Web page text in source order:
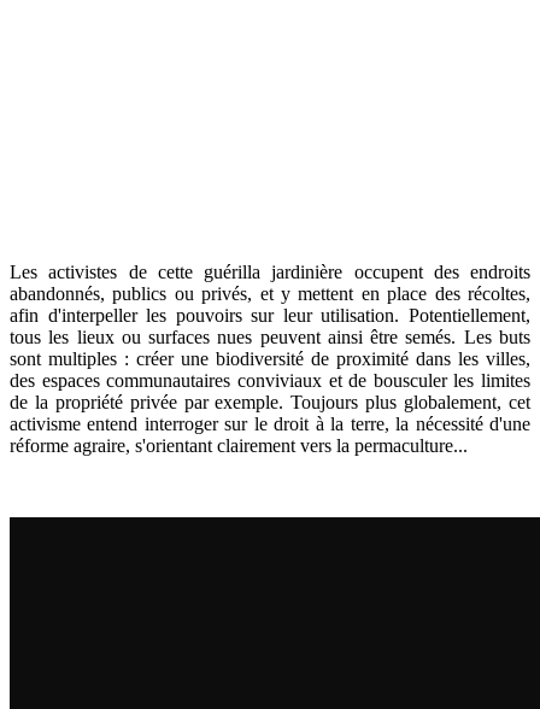
Les activistes de cette guérilla jardinière occupent des endroits
abandonnés, publics ou privés, et y mettent en place des récoltes,
afin d'interpeller les pouvoirs sur leur utilisation. Potentiellement,
tous les lieux ou surfaces nues peuvent ainsi être semés. Les buts
sont multiples : créer une biodiversité de proximité dans les villes,
des espaces communautaires conviviaux et de bousculer les limites
de la propriété privée par exemple. Toujours plus globalement, cet
activisme entend interroger sur le droit à la terre, la nécessité d'une
réforme agraire, s'orientant clairement vers la permaculture...